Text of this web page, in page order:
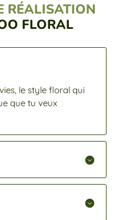
RÉALISATION
FLORAL
le style floral qui
que tu veux